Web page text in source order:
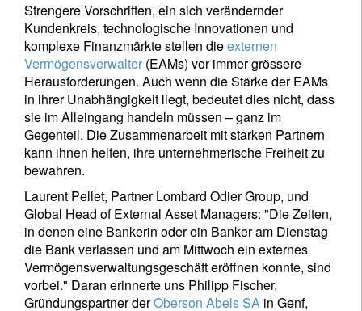
Strengere Vorschriften, ein sich verändernder
Kundenkreis, technologische Innovationen und
komplexe Finanzmärkte stellen dieexternen
Vermögensverwalter (EAMs) vor immer grössere
Herausforderungen. Auch wenn die Stärke der EAMs
in ihrer Unabhängigkeit liegt, bedeutet dies nicht, dass
sie im Alleingang handeln müssen – ganz im
Gegenteil. Die Zusammenarbeit mit starken Partnern
kann ihnen helfen, ihre unternehmerische Freiheit zu
bewahren.
Laurent Pellet, Partner Lombard Odier Group, und
Global Head of External Asset Managers: "Die Zeiten,
in denen eine Bankerin oder ein Banker am Dienstag
die Bank verlassen und am Mittwoch ein externes
Vermögensverwaltungsgeschäft eröffnen konnte, sind
vorbei." Daran erinnerte uns Philipp Fischer,
Gründungspartner derOberson Abels SA in Genf,